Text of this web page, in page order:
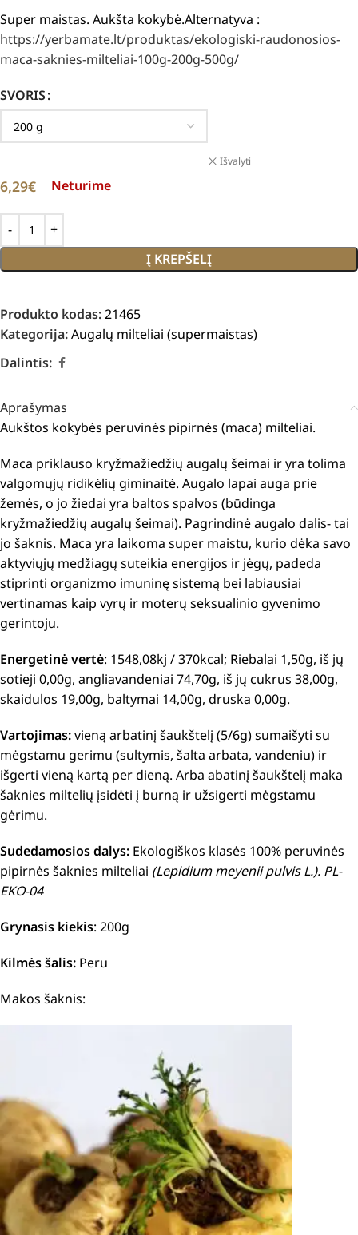
Super maistas. Aukšta kokybė.Alternatyva :
https://yerbamate.lt/produktas/ekologiski-raudonosios-
maca-saknies-milteliai-100g-200g-500g/
SVORIS
Išvalyti
6,29€ Neturime
Į KREPŠELĮ
Produkto kodas:21465
Kategorija:Augalų milteliai (supermaistas)
Dalintis:
Aprašymas
Aukštos kokybės peruvinės pipirnės (maca) milteliai.
Maca priklauso kryžmažiedžių augalų šeimai ir yra tolima
valgomųjų ridikėlių giminaitė. Augalo lapai auga prie
žemės, o jo žiedai yra baltos spalvos (būdinga
kryžmažiedžių augalų šeimai). Pagrindinė augalo dalis- tai
jo šaknis. Maca yra laikoma super maistu, kurio dėka savo
aktyviųjų medžiagų suteikia energijos ir jėgų, padeda
stiprinti organizmo imuninę sistemą bei labiausiai
vertinamas kaip vyrų ir moterų seksualinio gyvenimo
gerintoju.
Energetinė vertė: 1548,08kj / 370kcal; Riebalai 1,50g, iš jų
sotieji 0,00g, angliavandeniai 74,70g, iš jų cukrus 38,00g,
skaidulos 19,00g, baltymai 14,00g, druska 0,00g.
Vartojimas:vieną arbatinį šaukštelį (5/6g) sumaišyti su
mėgstamu gerimu (sultymis, šalta arbata, vandeniu) ir
išgerti vieną kartą per dieną. Arba abatinį šaukštelį maka
šaknies miltelių įsidėti į burną ir užsigerti mėgstamu
gėrimu.
Sudedamosios dalys: Ekologiškos klasės 100% peruvinės
pipirnės šaknies milteliai (Lepidium meyenii pulvis L.). PL-
EKO-04
Grynasis kiekis: 200g
Kilmės šalis: Peru
Makos šaknis: